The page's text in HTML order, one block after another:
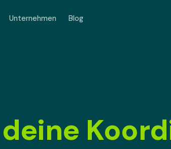
Unternehmen Blog